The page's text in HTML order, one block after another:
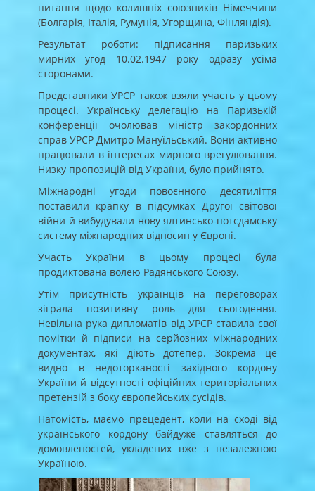
питання щодо колишніх союзників Німеччини
(Болгарія, Італія, Румунія, Угорщина, Фінляндія).
Результат роботи: підписання паризьких
мирних угод 10.02.1947 року одразу усіма
сторонами.
Представники УРСР також взяли участь у цьому
процесі. Українську делегацію на Паризькій
конференції очолював міністр закордонних
справ УРСР Дмитро Мануїльський. Вони активно
працювали в інтересах мирного врегулювання.
Низку пропозицій від України, було прийнято.
Міжнародні угоди повоєнного десятиліття
поставили крапку в підсумках Другої світової
війни й вибудували нову ялтинсько-потсдамську
систему міжнародних відносин у Європі.
Участь України в цьому процесі була
продиктована волею Радянського Союзу.
Утім присутність українців на переговорах
зіграла позитивну роль для сьогодення.
Невільна рука дипломатів від УРСР ставила свої
помітки й підписи на серйозних міжнародних
документах, які діють дотепер. Зокрема це
видно в недоторканості західного кордону
України й відсутності офіційних територіальних
претензій з боку європейських сусідів.
Натомість, маємо прецедент, коли на сході від
українського кордону байдуже ставляться до
домовленостей, укладених вже з незалежною
Україною.